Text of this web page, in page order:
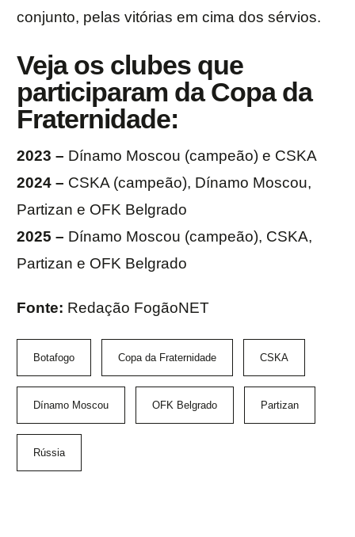
conjunto, pelas vitórias em cima dos sérvios.
Veja os clubes que
participaram da Copa da
Fraternidade:
2023 – Dínamo Moscou (campeão) e CSKA
2024 – CSKA (campeão), Dínamo Moscou,
Partizan e OFK Belgrado
2025 – Dínamo Moscou (campeão), CSKA,
Partizan e OFK Belgrado
Fonte: Redação FogãoNET
Botafogo Copa da Fraternidade CSKA
Dínamo Moscou OFK Belgrado Partizan
Rússia